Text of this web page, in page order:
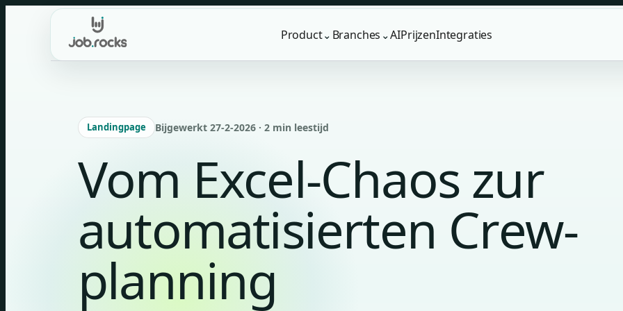
Product⌄ Branches ⌄AIPrijzenIntegraties
Landingpage Bijgewerkt 27-2-2026 · 2 min leestijd
Vom Excel-Chaos zur
automatisierten Crew-
planning